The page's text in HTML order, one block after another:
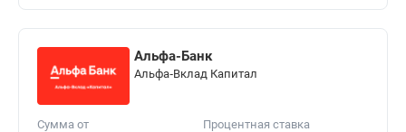
Альфа-Банк
Альфа‑Вклад Капитал
Сумма от
Процентная ставка